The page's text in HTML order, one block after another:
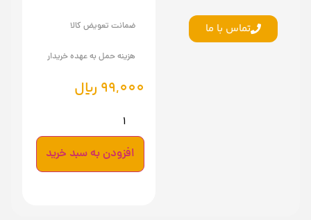
تماس با ما ضمانت تعویض کالا
هزینه حمل به عهده خریدار
99,000 ریال
افزودن به سبد خرید